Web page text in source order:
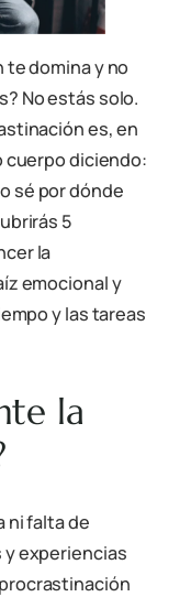
domina y no
No estás solo.
es, en
cuerpo diciendo:
sé por dónde
5
la
emocional y
y las tareas
la
ni falta de
experiencias